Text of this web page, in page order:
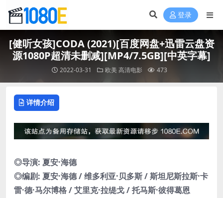
登录
[健听女孩]CODA (2021)[百度网盘+迅雷云盘资
源1080P超清未删减][MP4/7.5GB][中英字幕]
2022-03-31 欧美高清电影 473
详情介绍
◎导演: 夏安·海德
◎编剧: 夏安·海德 / 维多利亚·贝多斯 / 斯坦尼斯拉斯·卡
雷·德·马尔博格 / 艾里克·拉缇戈 / 托马斯·彼得葛恩